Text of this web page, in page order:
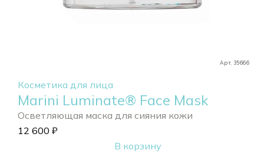
Арт. 35666
Косметика для лица
Marini Luminate® Face Mask
Осветляющая маска для сияния кожи
12 600 ₽
В корзину